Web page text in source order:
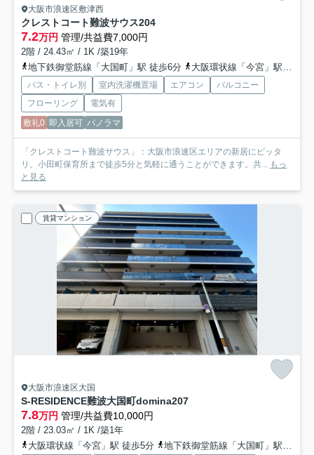
大阪市浪速区敷津西
クレストコート難波サウス204
7.2万円 管理/共益費7,000円
2階 / 24.43㎡ / 1K /築19年
地下鉄御堂筋線「大国町」駅 徒歩6分
大阪環状線「今宮」駅 徒歩10分
バス・トイレ別 室内洗濯機置場 エアコン
バルコニー
フローリング
電気有
敷礼0 即入居可 パノラマ
「クレストコート難波サウス」：大阪市浪速区エリアの新居にピッタ
リ。小田町保育所まで徒歩5分と気軽に通うことができます。共...
もっ
と見る
賃貸マンション
大阪市浪速区大国
S-RESIDENCE難波大国町domina207
7.8万円 管理/共益費10,000円
2階 / 23.03㎡ / 1K /築1年
大阪環状線「今宮」駅 徒歩5分
地下鉄御堂筋線「大国町」駅 徒歩6分